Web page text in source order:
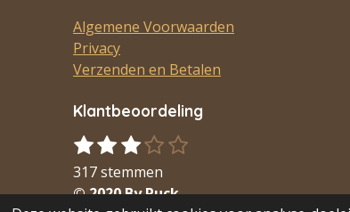
Algemene Voorwaarden
Privacy
Verzenden en Betalen
Klantbeoordeling
R
a
t
1
s
t
2
s
t
3
s
t
4
s
t
5
t
S
317 stemmen
© 2020 By Puck